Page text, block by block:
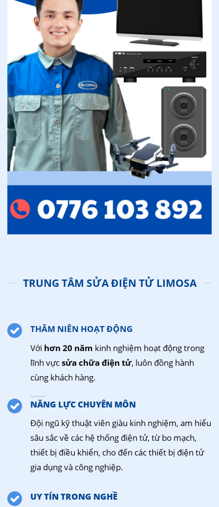
TRUNG TÂM SỬA ĐIỆN TỬ LIMOSA
THÂM NIÊN HOẠT ĐỘNG
Với hơn 20 năm kinh nghiệm hoạt động trong
lĩnh vựcsửa chữa điện tử, luôn đồng hành
cùng khách hàng.
NĂNG LỰC CHUYÊN MÔN
Đội ngũ kỹ thuật viên giàu kinh nghiệm, am hiểu
sâu sắc về các hệ thống điện tử, từ bo mạch,
thiết bị điều khiển, cho đến các thiết bị điện tử
gia dụng và công nghiệp.
UY TÍN TRONG NGHỀ